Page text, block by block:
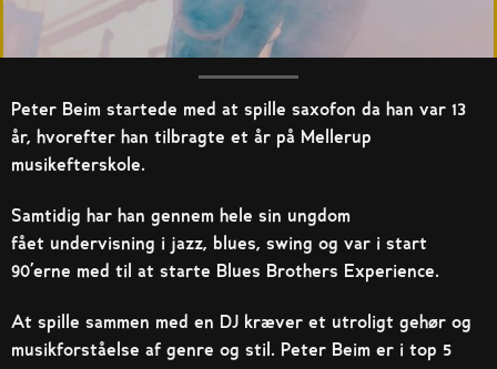
Peter Beim startede med at spille saxofon da han var 13
år, hvorefter han tilbragte et år på Mellerup
musikefterskole.
Samtidig har han gennem hele sin ungdom
fået undervisning i jazz, blues, swing og var i start
90’erne med til at starte Blues Brothers Experience.
At spille sammen med en DJ kræver et utroligt gehør og
musikforståelse af genre og stil. Peter Beim er i top 5